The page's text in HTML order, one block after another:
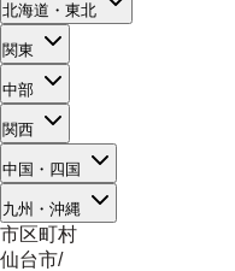
北海道・東北
関東
中部
関西
中国・四国
九州・沖縄
市区町村
仙台市/